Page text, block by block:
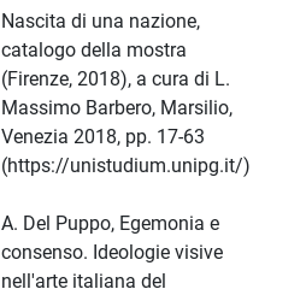
Nascita di una nazione,
catalogo della mostra
(Firenze, 2018), a cura di L.
Massimo Barbero, Marsilio,
Venezia 2018, pp. 17-63
(https://unistudium.unipg.it/)
A. Del Puppo, Egemonia e
consenso. Ideologie visive
nell'arte italiana del